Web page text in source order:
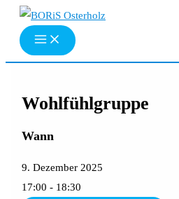
Zum
Inhalt
springen
Wohlfühlgruppe
Wann
9. Dezember 2025
17:00 - 18:30